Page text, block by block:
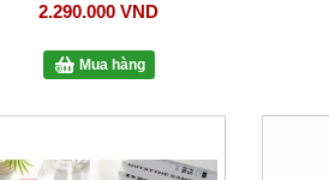
2.290.000 VND
Mua hàng